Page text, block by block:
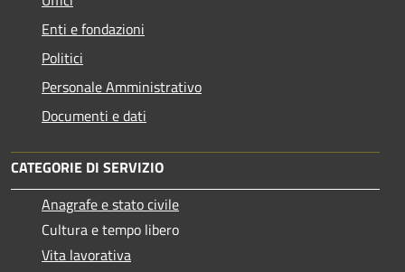
Enti e fondazioni
Politici
Personale Amministrativo
Documenti e dati
CATEGORIE DI SERVIZIO
Anagrafe e stato civile
Cultura e tempo libero
Vita lavorativa